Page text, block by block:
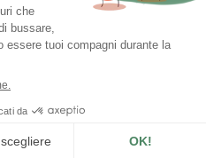
CONDIZIONI DI VENDITA
CO327309
Web Design